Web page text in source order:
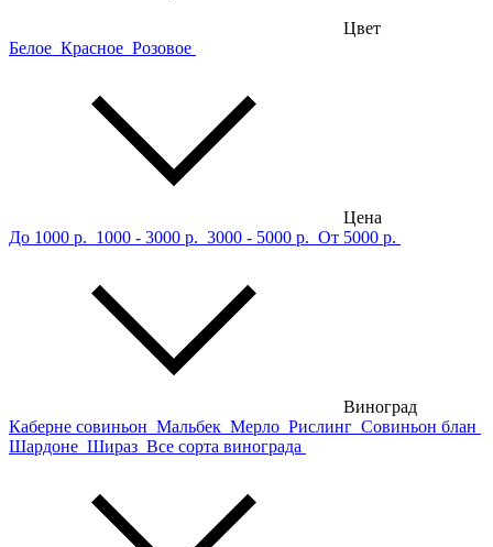
Цвет
Белое Красное Розовое
Цена
До 1000 р. 1000 - 3000 р. 3000 - 5000 р. От 5000 р.
Виноград
Каберне совиньон Мальбек Мерло Рислинг Совиньон блан
Шардоне Шираз Все сорта винограда